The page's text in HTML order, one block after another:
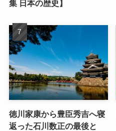
集 日本の歴史】
徳川家康から豊臣秀吉へ寝
返った石川数正の最後と